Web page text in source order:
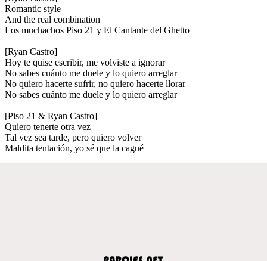
Romantic style
And the real combination
Los muchachos Piso 21 y El Cantante del Ghetto
[Ryan Castro]
Hoy te quise escribir, me volviste a ignorar
No sabes cuánto me duele y lo quiero arreglar
No quiero hacerte sufrir, no quiero hacerte llorar
No sabes cuánto me duele y lo quiero arreglar
[Piso 21 & Ryan Castro]
Quiero tenerte otra vez
Tal vez sea tarde, pero quiero volver
Maldita tentación, yo sé que la cagué